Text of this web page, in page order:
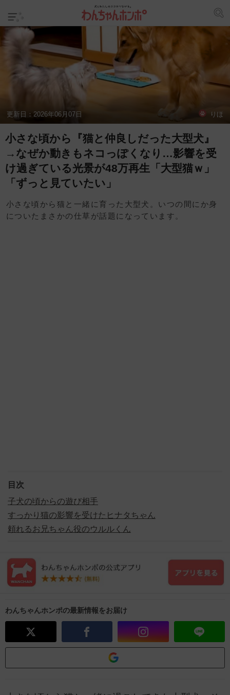
更新日： 2026年06月07日 りほ
小さな頃から『猫と仲良しだった大型犬』
→なぜか動きもネコっぽくなり…影響を受
け過ぎている光景が48万再生「大型猫ｗ」
「ずっと見ていたい」
小さな頃から猫と一緒に育った大型犬。いつの間にか身
についたまさかの仕草が話題になっています。
目次
子犬の頃からの遊び相手
すっかり猫の影響を受けたヒナタちゃん
頼れるお兄ちゃん役のウルルくん
わんちゃんホンポの最新情報をお届け